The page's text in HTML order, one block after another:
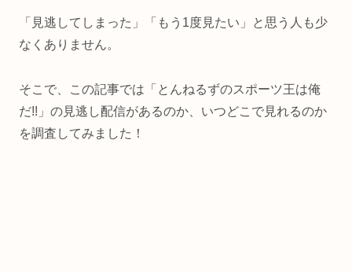
「見逃してしまった」「もう1度見たい」と思う人も少
なくありません。
そこで、この記事では「とんねるずのスポーツ王は俺
だ!!」の見逃し配信があるのか、いつどこで見れるのか
を調査してみました！